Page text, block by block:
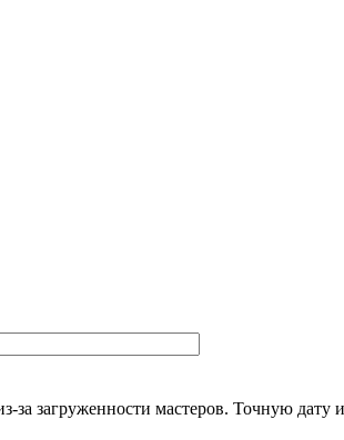
за загруженности мастеров. Точную